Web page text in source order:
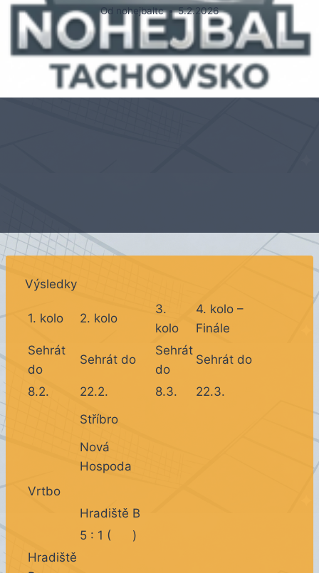
Od nohejbaltc 5.2.2026
Výsledky
1. kolo 2. kolo
3.
kolo
4. kolo –
Finále
Sehrát
do
Sehrát do
Sehrát
do
Sehrát do
8.2. 22.2. 8.3.
22.3.
Stříbro
Nová
Hospoda
Vrtbo
Hradiště B
5 : 1 ( )
Hradiště